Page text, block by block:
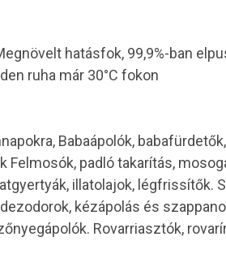
hatásfok, 99,9%-ban
ruha már 30°C fokon
Babaápolók,
Felmosók, padló takarítás,
illatolajok,
kézápolás és
Rovarriasztók,